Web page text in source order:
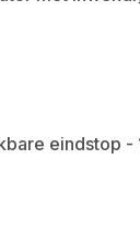
eindstop